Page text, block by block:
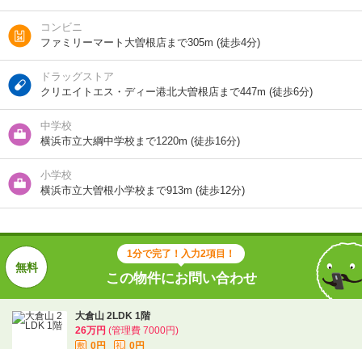
向き -
住所
交通
東急東横線/大倉山駅 歩10分
ブルーライン/新羽駅 歩28分
1分で完了！入力2項目！
この物件にお問い合わせ
大倉山 2LDK 1階
26万円 (管理費 7000円)
敷 0円 礼 0円
コンビニ
ファミリーマート大曽根店まで305m (徒歩4分)
ドラッグストア
クリエイトエス・ディー港北大曽根店まで447m (徒歩6分)
中学校
横浜市立大綱中学校まで1220m (徒歩16分)
小学校
横浜市立大曽根小学校まで913m (徒歩12分)
1分で完了！入力2項目！
この物件にお問い合わせ
大倉山 2LDK 1階
26万円 (管理費 7000円)
敷 0円 礼 0円